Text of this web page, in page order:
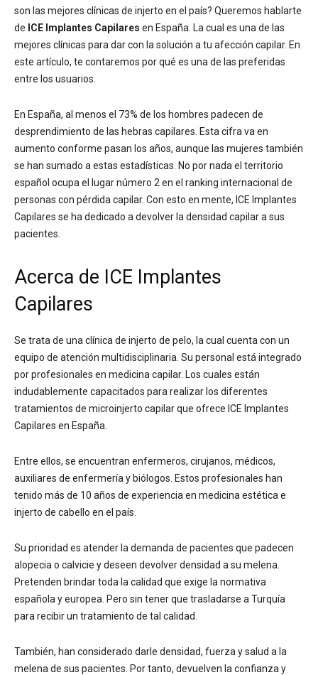
son las mejores clínicas de injerto en el país? Queremos hablarte
de ICE Implantes Capilares en España. La cual es una de las
mejores clínicas para dar con la solución a tu afección capilar. En
este artículo, te contaremos por qué es una de las preferidas
entre los usuarios.
En España, al menos el 73% de los hombres padecen de
desprendimiento de las hebras capilares. Esta cifra va en
aumento conforme pasan los años, aunque las mujeres también
se han sumado a estas estadísticas. No por nada el territorio
español ocupa el lugar número 2 en el ranking internacional de
personas con pérdida capilar. Con esto en mente, ICE Implantes
Capilares se ha dedicado a devolver la densidad capilar a sus
pacientes.
Acerca de ICE Implantes
Capilares
Se trata de una clínica de injerto de pelo, la cual cuenta con un
equipo de atención multidisciplinaria. Su personal está integrado
por profesionales en medicina capilar. Los cuales están
indudablemente capacitados para realizar los diferentes
tratamientos de microinjerto capilar que ofrece ICE Implantes
Capilares en España.
Entre ellos, se encuentran enfermeros, cirujanos, médicos,
auxiliares de enfermería y biólogos. Estos profesionales han
tenido más de 10 años de experiencia en medicina estética e
injerto de cabello en el país.
Su prioridad es atender la demanda de pacientes que padecen
alopecia o calvicie y deseen devolver densidad a su melena.
Pretenden brindar toda la calidad que exige la normativa
española y europea. Pero sin tener que trasladarse a Turquía
para recibir un tratamiento de tal calidad.
También, han considerado darle densidad, fuerza y salud a la
melena de sus pacientes. Por tanto, devuelven la confianza y